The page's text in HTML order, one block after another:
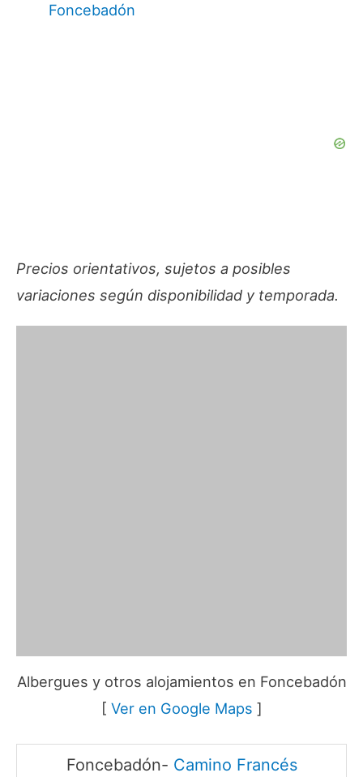
Foncebadón
Precios orientativos, sujetos a posibles
variaciones según disponibilidad y temporada.
Albergues y otros alojamientos en Foncebadón
[ Ver en Google Maps ]
Foncebadón- Camino Francés